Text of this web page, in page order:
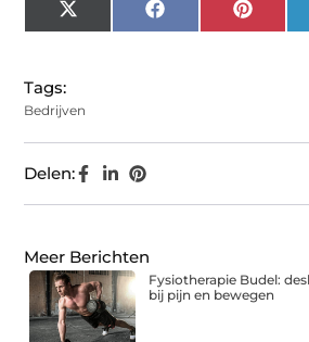
X
(Twitter)
Facebook
Tags:
Bedrijven
Delen:
Meer Berichten
Fysiotherapie Budel:
bij pijn en bewegen